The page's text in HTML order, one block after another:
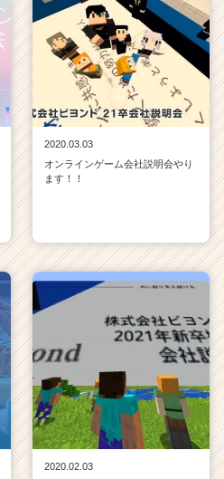
2020.03.03
オンラインゲーム会社説明会やり
ます！！
2020.02.03